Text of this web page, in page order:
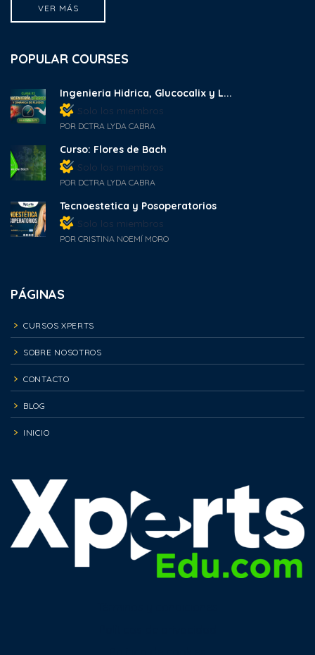
VER MÁS
POPULAR COURSES
Ingenieria Hidrica, Glucocalix y L...
Solo los miembros
POR DCTRA LYDA CABRA
Curso: Flores de Bach
Solo los miembros
POR DCTRA LYDA CABRA
Tecnoestetica y Posoperatorios
Solo los miembros
POR CRISTINA NOEMÍ MORO
PÁGINAS
CURSOS XPERTS
SOBRE NOSOTROS
CONTACTO
BLOG
INICIO